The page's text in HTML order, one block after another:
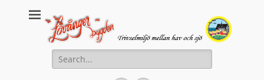
Lovanger.se
Välkommen till Lövånger
Search
for: